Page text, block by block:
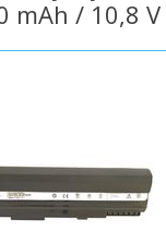
mAh / 10,8 V